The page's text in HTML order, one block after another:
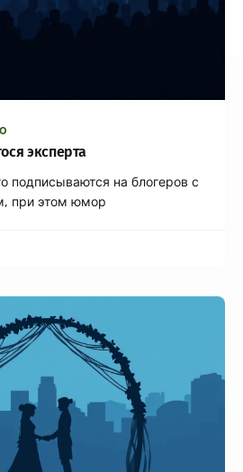
эксперта
подписываются на блогеров с
при этом юмор